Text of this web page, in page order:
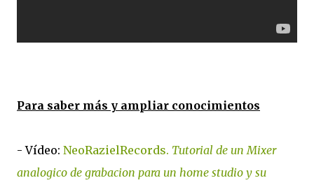
Para saber más y ampliar conocimientos
- Vídeo: NeoRazielRecords. Tutorial de un Mixer
analogico de grabacion para un home studio y su